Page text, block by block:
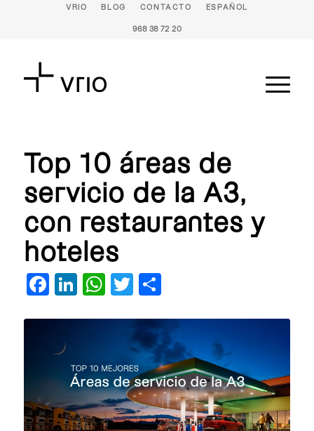
VRIO BLOG CONTACTO ESPAÑOL
968 38 72 20
Top 10 áreas de
servicio de la A3,
con restaurantes y
hoteles
Facebook
LinkedIn
WhatsApp
TwitterCompartir